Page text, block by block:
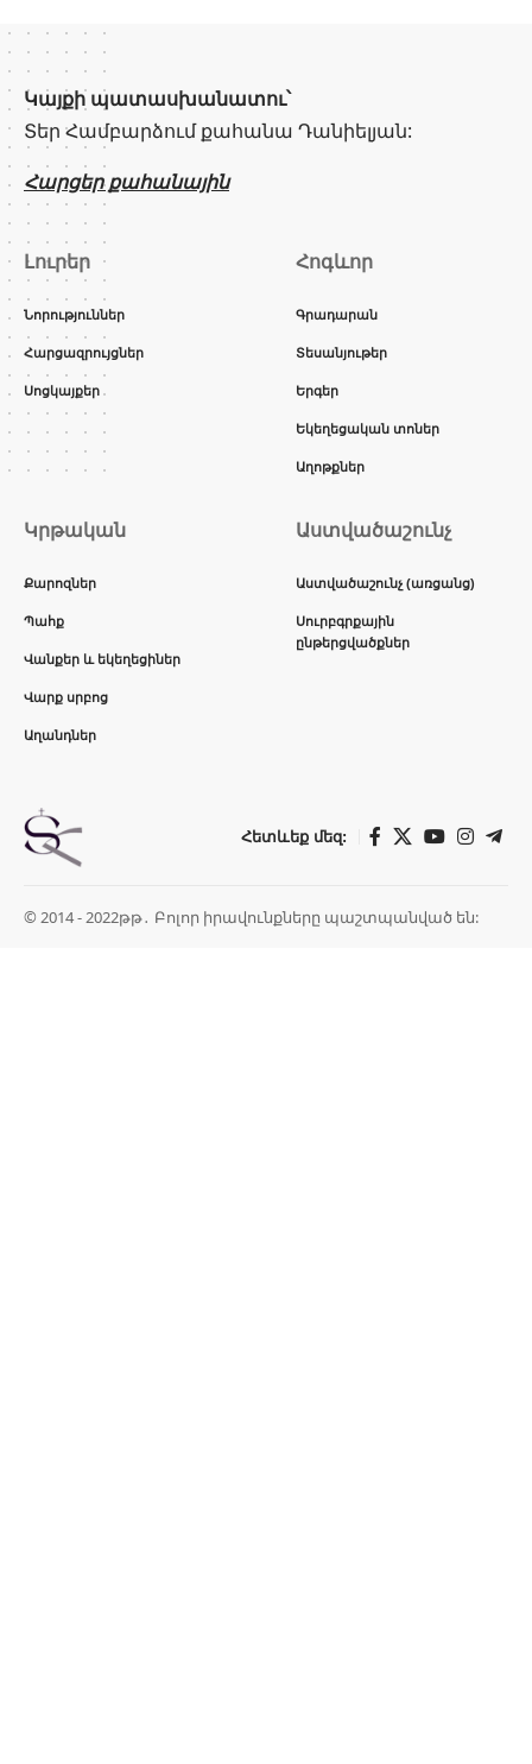
Կայքի պատասխանատու՝
Տեր Համբարձում քահանա Դանիելյան:
Հարցեր քահանային
Լուրեր
Նորություններ
Հարցազրույցներ
Սոցկայքեր
Հոգևոր
Գրադարան
Տեսանյութեր
Երգեր
Եկեղեցական տոներ
Աղոթքներ
Կրթական
Քարոզներ
Պահք
Վանքեր և եկեղեցիներ
Վարք սրբոց
Աղանդներ
Աստվածաշունչ
Աստվածաշունչ (առցանց)
Սուրբգրքային
ընթերցվածքներ
Հետևեք մեզ:
© 2014 - 2022թթ․ Բոլոր իրավունքները պաշտպանված են: